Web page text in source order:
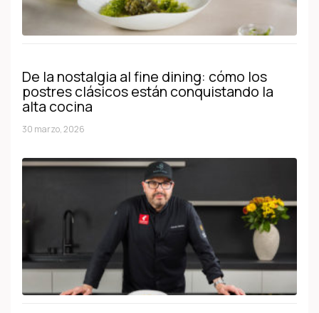
De la nostalgia al fine dining: cómo los
postres clásicos están conquistando la
alta cocina
30 marzo, 2026